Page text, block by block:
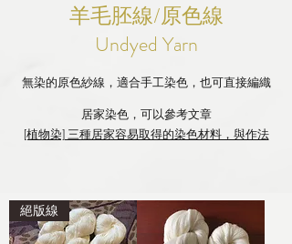
羊毛胚線/原色線
Undyed Yarn
無染的原色紗線，適合手工染色，也可直接編織
居家染色，可以參考文章
[植物染] 三種居家容易取得的染色材料，與作法
絕版線